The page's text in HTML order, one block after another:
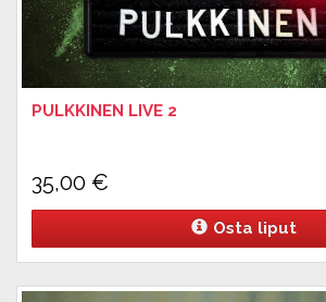
PULKKINEN LIVE 2
35,00 €
Osta liput